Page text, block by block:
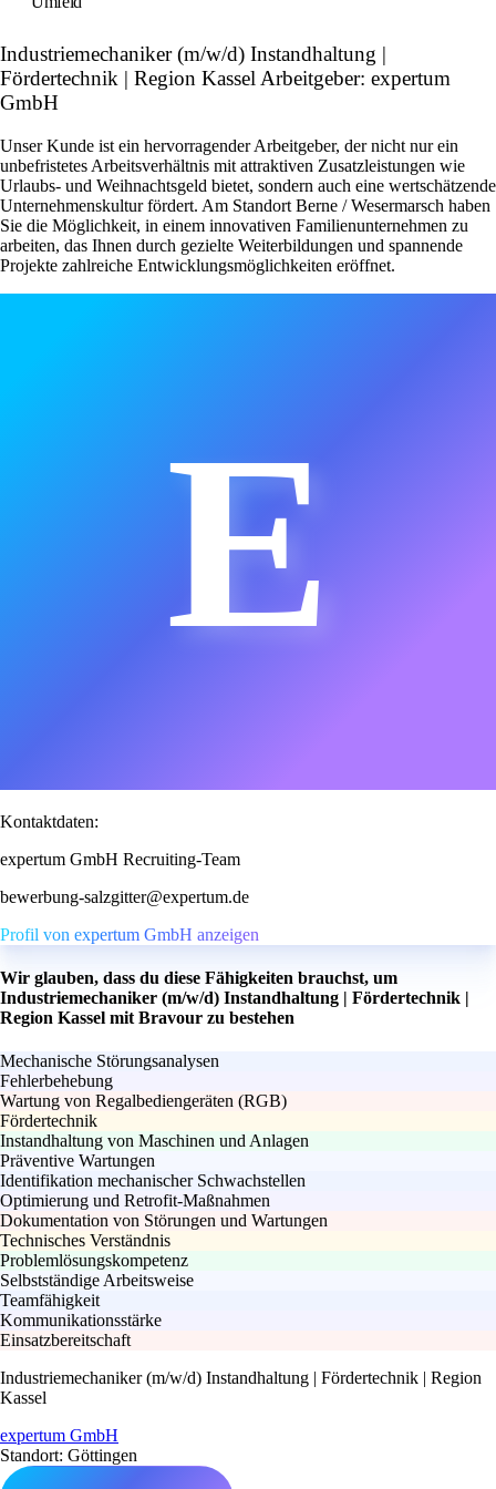
Industriemechaniker (m/w/d) Instandhaltung |
Fördertechnik | Region Kassel Arbeitgeber: expertum
GmbH
Unser Kunde ist ein hervorragender Arbeitgeber, der nicht nur ein
unbefristetes Arbeitsverhältnis mit attraktiven Zusatzleistungen wie
Urlaubs- und Weihnachtsgeld bietet, sondern auch eine wertschätzende
Unternehmenskultur fördert. Am Standort Berne / Wesermarsch haben
Sie die Möglichkeit, in einem innovativen Familienunternehmen zu
arbeiten, das Ihnen durch gezielte Weiterbildungen und spannende
Projekte zahlreiche Entwicklungsmöglichkeiten eröffnet.
E
Kontaktdaten:
expertum GmbH Recruiting-Team
bewerbung-salzgitter@expertum.de
Profil von expertum GmbH anzeigen
Wir glauben, dass du diese Fähigkeiten brauchst, um
Industriemechaniker (m/w/d) Instandhaltung | Fördertechnik |
Region Kassel mit Bravour zu bestehen
Mechanische Störungsanalysen
Fehlerbehebung
Wartung von Regalbediengeräten (RGB)
Fördertechnik
Instandhaltung von Maschinen und Anlagen
Präventive Wartungen
Identifikation mechanischer Schwachstellen
Optimierung und Retrofit-Maßnahmen
Dokumentation von Störungen und Wartungen
Technisches Verständnis
Problemlösungskompetenz
Selbstständige Arbeitsweise
Teamfähigkeit
Kommunikationsstärke
Einsatzbereitschaft
Industriemechaniker (m/w/d) Instandhaltung | Fördertechnik | Region
Kassel
expertum GmbH
Standort: Göttingen